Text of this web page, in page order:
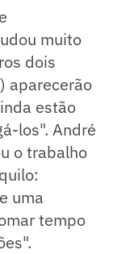
muito
dois
aparecerão
estão
los". André
o trabalho
uma
tempo